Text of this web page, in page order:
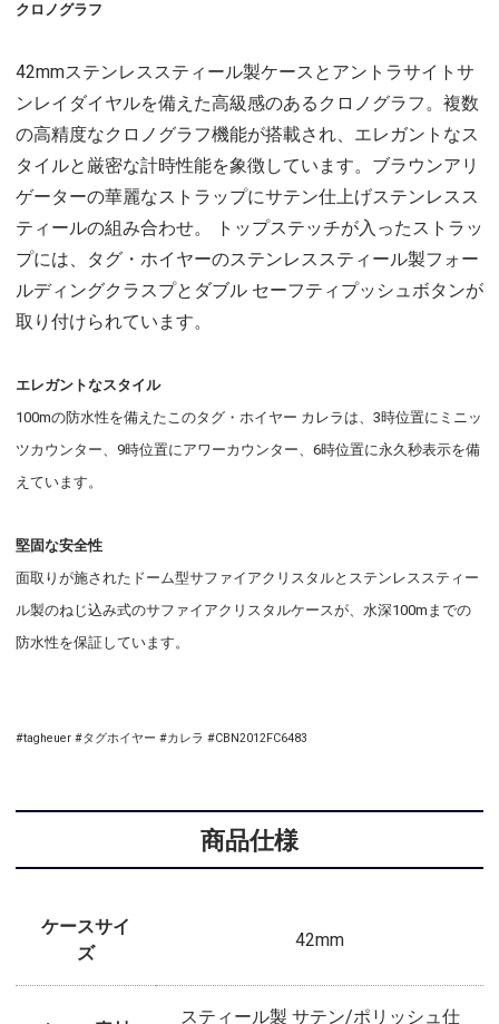
クロノグラフ
42mmステンレススティール製ケースとアントラサイトサ
ンレイダイヤルを備えた高級感のあるクロノグラフ。複数
の高精度なクロノグラフ機能が搭載され、エレガントなス
タイルと厳密な計時性能を象徴しています。ブラウンアリ
ゲーターの華麗なストラップにサテン仕上げステンレスス
ティールの組み合わせ。 トップステッチが入ったストラッ
プには、タグ・ホイヤーのステンレススティール製フォー
ルディングクラスプとダブル セーフティプッシュボタンが
取り付けられています。
エレガントなスタイル
100mの防水性を備えたこのタグ・ホイヤー カレラは、3時位置にミニッ
ツカウンター、9時位置にアワーカウンター、6時位置に永久秒表示を備
えています。
堅固な安全性
面取りが施されたドーム型サファイアクリスタルとステンレススティー
ル製のねじ込み式のサファイアクリスタルケースが、水深100mまでの
防水性を保証しています。
#tagheuer #タグホイヤー #カレラ #CBN2012FC6483
商品仕様
ケースサイ
ズ
42mm
スティール製 サテン/ポリッシュ仕